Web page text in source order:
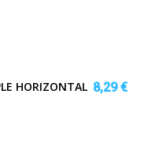
HORIZONTAL 8,29 €